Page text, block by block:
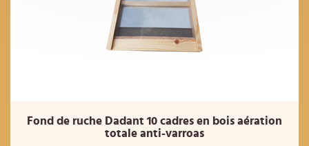
Fond de ruche Dadant 10 cadres en bois aération
totale anti-varroas